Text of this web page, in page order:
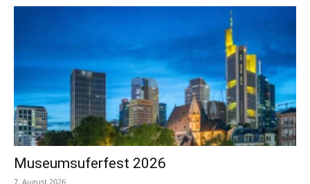
Museumsuferfest 2026
7. August 2026